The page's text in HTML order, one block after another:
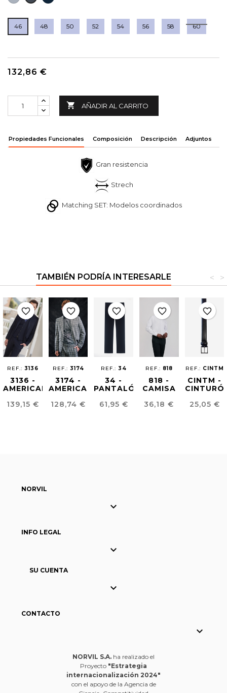
46 48 50 52 54 56 58 60
132,86 €
 AÑADIR AL CARRITO
Propiedades Funcionales Composición Descripción Adjuntos
Gran resistencia
Strech
Matching SET: Modelos coordinados
TAMBIÉN PODRÍA INTERESARLE >
<
REF.: 3136
3136 -
AMERICANA
EASY
Precio
139,15 €
favorite_border
REF.: 3174
3174 -
AMERICANA
ARTIA
Precio
128,74 €
favorite_border
REF.: 34
34 -
PANTALÓN
REGULAR
Precio
61,95 €
favorite_border
REF.: 818
818 -
CAMISA
HOMBRE
Precio
36,18 €
favorite_border
REF.: CINTM
CINTM -
PIEL
Precio
25,05 €
favorite_border
NORVIL

INFO LEGAL

SU CUENTA

CONTACTO

NORVIL S.A. ha realizado el
Proyecto "Estrategia
internacionalización 2024"
con el apoyo de la Agencia de